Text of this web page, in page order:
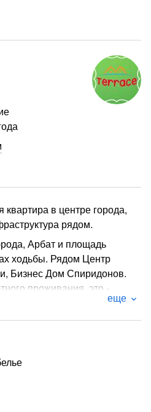
в центре города,
рядом.
Арбат и площадь
ходьбы. Рядом Центр
Бизнес Дом Спиридонов.
проживания, это -
постельное бельё -
2 комплекта
и замена постельного
день Вашего проживания!!!
чистота и порядок.
еще